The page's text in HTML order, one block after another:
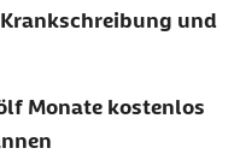
und
Monate kostenlos